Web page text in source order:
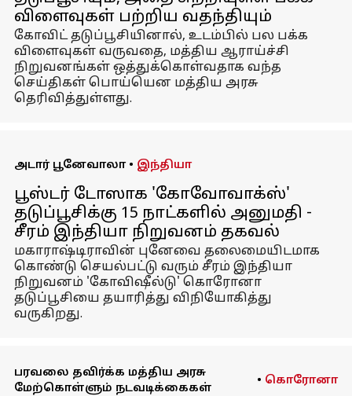
விளைவுகள் பற்றிய வதந்தியும்
கோவிட் தடுப்பூசியினால், உடம்பில் பல பக்க
விளைவுகள் வருவதை, மத்திய ஆராய்ச்சி
நிறுவனங்கள் ஒத்துக்கொள்வதாக வந்த
செய்திகள் பொய்யென மத்திய அரசு
தெரிவித்துள்ளது.
அடார் பூனேவாலா • இந்தியா
பூஸ்டர் டோஸாக 'கோவோவாக்ஸ்'
தடுப்பூசிக்கு 15 நாட்களில் அனுமதி -
சீரம் இந்தியா நிறுவனம் தகவல்
மகாராஷ்டிராவின் புனேவை தலைமையிடமாக
கொண்டு செயல்பட்டு வரும் சீரம் இந்தியா
நிறுவனம் 'கோவிஷீல்டு' கொரோனா
தடுப்பூசியை தயாரித்து விநியோகித்து
வருகிறது.
பரவலை தவிர்க்க மத்திய அரசு
மேற்கொள்ளும் நடவடிக்கைகள்
• கொரோனா